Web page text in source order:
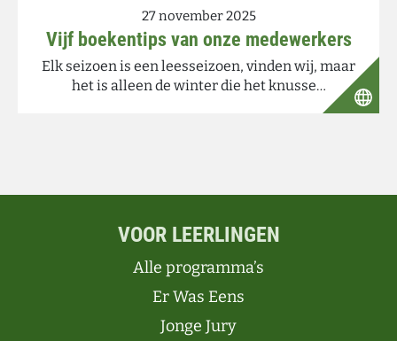
27 november 2025
Vijf boekentips van onze medewerkers
Elk seizoen is een leesseizoen, vinden wij, maar
het is alleen de winter die het knusse…
VOOR LEERLINGEN
Alle programma’s
Er Was Eens
Jonge Jury